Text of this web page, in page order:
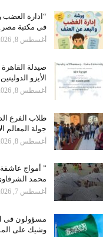
“ادارة الغضب
فى مكتبة
أغسطس 8, 2026
صيدلة
الأيزو الدوليتين
أغسطس 8, 2026
طلاب الفرع
جولة المعالم
أغسطس 8, 2026
” أمواج
محمد
أغسطس 7, 2026
مسؤولون فى
وشيك على